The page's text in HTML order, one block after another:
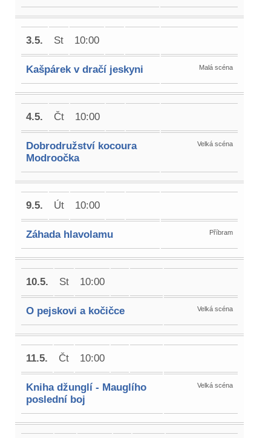
3.5. St 10:00
Kašpárek v dračí jeskyni Malá scéna
4.5. Čt 10:00
Dobrodružství kocoura
Modroočka
Velká scéna
9.5. Út 10:00
Záhada hlavolamu Příbram
10.5. St 10:00
O pejskovi a kočičce Velká scéna
11.5. Čt 10:00
Kniha džunglí - Mauglího
poslední boj
Velká scéna